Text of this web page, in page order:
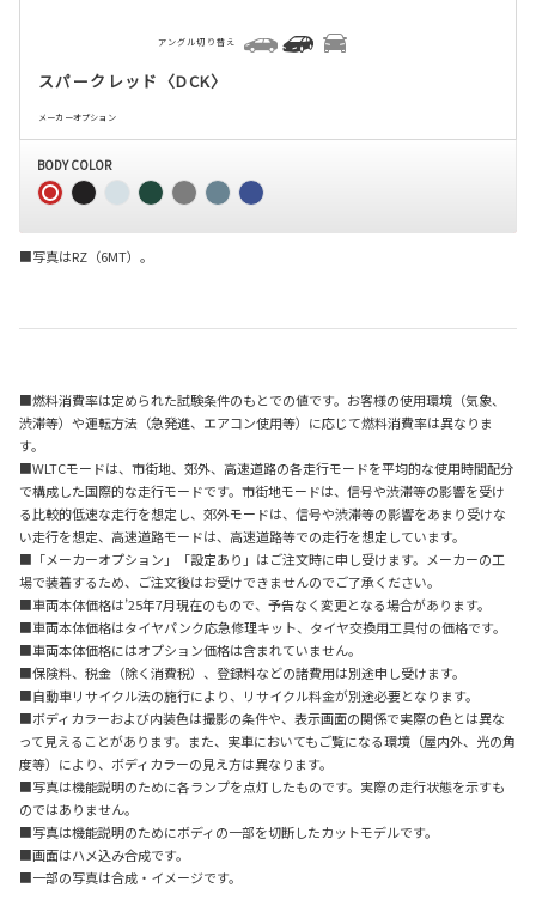
スパークレッド〈DCK〉
メーカーオプション
アングル切り替え
BODY COLOR
■写真はRZ（6MT）。
■燃料消費率は定められた試験条件のもとでの値です。お客様の使用環境（気象、
渋滞等）や運転方法（急発進、エアコン使用等）に応じて燃料消費率は異なりま
す。
■WLTCモードは、市街地、郊外、高速道路の各走行モードを平均的な使用時間配分
で構成した国際的な走行モードです。市街地モードは、信号や渋滞等の影響を受け
る比較的低速な走行を想定し、郊外モードは、信号や渋滞等の影響をあまり受けな
い走行を想定、高速道路モードは、高速道路等での走行を想定しています。
■「メーカーオプション」「設定あり」はご注文時に申し受けます。メーカーの工
場で装着するため、ご注文後はお受けできませんのでご了承ください。
■車両本体価格は’25年7月現在のもので、予告なく変更となる場合があります。
■車両本体価格はタイヤパンク応急修理キット、タイヤ交換用工具付の価格です。
■車両本体価格にはオプション価格は含まれていません。
■保険料、税金（除く消費税）、登録料などの諸費用は別途申し受けます。
■自動車リサイクル法の施行により、リサイクル料金が別途必要となります。
■ボディカラーおよび内装色は撮影の条件や、表示画面の関係で実際の色とは異な
って見えることがあります。また、実車においてもご覧になる環境（屋内外、光の角
度等）により、ボディカラーの見え方は異なります。
■写真は機能説明のために各ランプを点灯したものです。実際の走行状態を示すも
のではありません。
■写真は機能説明のためにボディの一部を切断したカットモデルです。
■画面はハメ込み合成です。
■一部の写真は合成・イメージです。